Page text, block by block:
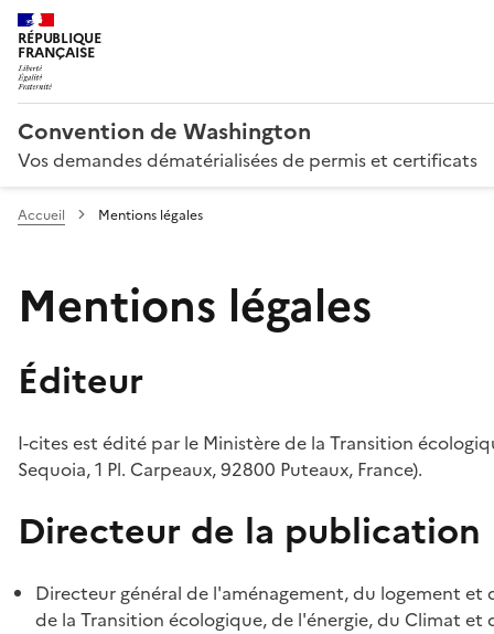
RÉPUBLIQUE
FRANÇAISE
Convention de Washington
Vos demandes dématérialisées de permis et certificats
Accueil Mentions légales
Mentions légales
Éditeur
I-cites est édité par le Ministère de la Transition
Sequoia, 1 Pl. Carpeaux, 92800 Puteaux, France).
Directeur de la publication
Directeur général de l'aménagement, du logement
de la Transition écologique, de l'énergie, du Climat et